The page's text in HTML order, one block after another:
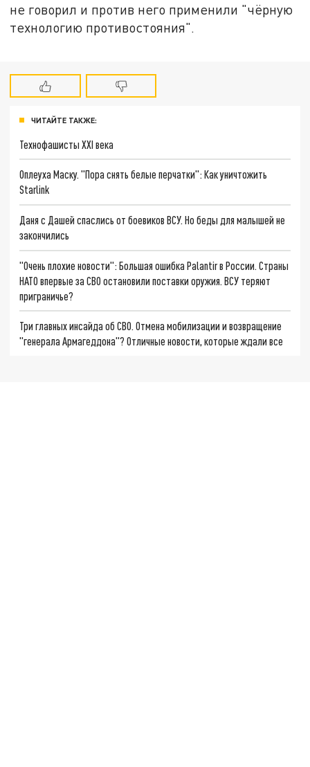
не говорил и против него применили "чёрную
технологию противостояния".
ЧИТАЙТЕ ТАКЖЕ:
Технофашисты XXI века
Оплеуха Маску. "Пора снять белые перчатки": Как уничтожить
Starlink
Даня с Дашей спаслись от боевиков ВСУ. Но беды для малышей не
закончились
"Очень плохие новости": Большая ошибка Palantir в России. Страны
НАТО впервые за СВО остановили поставки оружия. ВСУ теряют
приграничье?
Три главных инсайда об СВО. Отмена мобилизации и возвращение
"генерала Армагеддона"? Отличные новости, которые ждали все